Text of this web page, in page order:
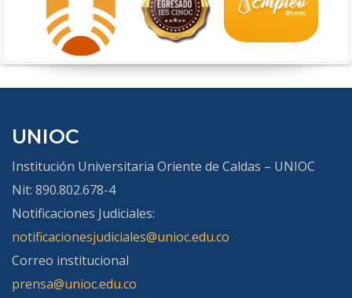
UNIOC
Institución Universitaria Oriente de Caldas – UNIOC
Nit: 890.802.678-4
Notificaciones Judiciales:
notificacionesjudiciales@unioc.edu.co
Correo institucional
prensa@unioc.edu.co